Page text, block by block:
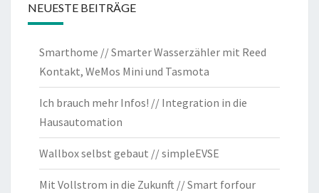
NEUESTE BEITRÄGE
Smarthome // Smarter Wasserzähler mit Reed
Kontakt, WeMos Mini und Tasmota
Ich brauch mehr Infos! // Integration in die
Hausautomation
Wallbox selbst gebaut // simpleEVSE
Mit Vollstrom in die Zukunft // Smart forfour